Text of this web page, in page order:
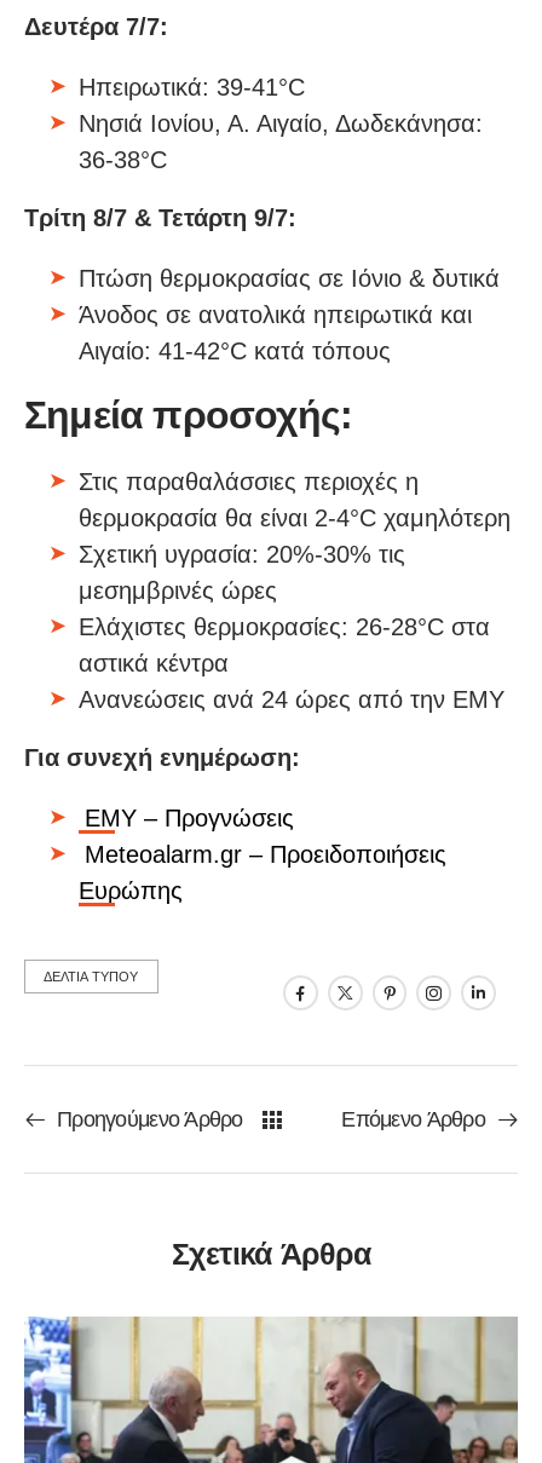
Δευτέρα 7/7:
Ηπειρωτικά: 39-41°C
Νησιά Ιονίου, Α. Αιγαίο, Δωδεκάνησα:
36-38°C
Τρίτη 8/7 & Τετάρτη 9/7:
Πτώση θερμοκρασίας σε Ιόνιο & δυτικά
Άνοδος σε ανατολικά ηπειρωτικά και
Αιγαίο: 41-42°C κατά τόπους
Σημεία προσοχής:
Στις παραθαλάσσιες περιοχές η
θερμοκρασία θα είναι 2-4°C χαμηλότερη
Σχετική υγρασία: 20%-30% τις
μεσημβρινές ώρες
Ελάχιστες θερμοκρασίες: 26-28°C στα
αστικά κέντρα
Ανανεώσεις ανά 24 ώρες από την ΕΜΥ
Για συνεχή ενημέρωση:
ΕΜΥ – Προγνώσεις
Meteoalarm.gr – Προειδοποιήσεις
Ευρώπης
ΔΕΛΤΙΑ ΤΥΠΟΥ
Προηγούμενο Άρθρο Επόμενο Άρθρο
Σχετικά Άρθρα